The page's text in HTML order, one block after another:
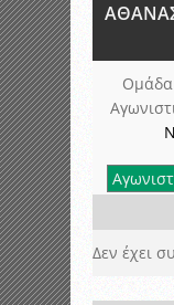
Ομάδα
Δεν έχει